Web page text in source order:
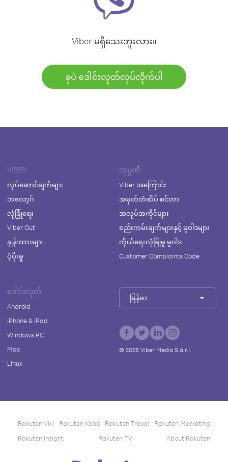
Viber မရှိသေးဘူးလား။
ခုပဲ ဒေါင်းလုတ်လုပ်လိုက်ပါ
VIBER
လုပ်ဆောင်ချက်များ
ဘလော့ဂ်
လုံခြုံရေး
Viber Out
နှုန်းထားများ
ပံ့ပိုးမှု
ကုမ္ပဏီ
Viber အကြောင်း
အမှတ်တံဆိပ် စင်တာ
အလုပ်အကိုင်များ
စည်းကမ်းချက်များနှင့် မူဝါဒများ
ကိုယ်ရေးလုံခြုံမှု မူဝါဒ
Customer Complaints Code
ဒေါင်းလုတ်
Android
iPhone & iPad
Windows PC
Mac
Linux
မြန်မာ
© 2026Viber Media S.à r.l.
Rakuten Viki Rakuten Kobo Rakuten Travel
Rakuten Marketing
Rakuten Insight
Rakuten TV About Rakuten